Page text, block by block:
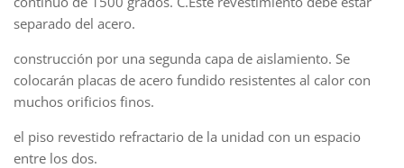
separado del acero.
construcción por una segunda capa de aislamiento. Se
colocarán placas de acero fundido resistentes al calor con
muchos orificios finos.
el piso revestido refractario de la unidad con un espacio
entre los dos.